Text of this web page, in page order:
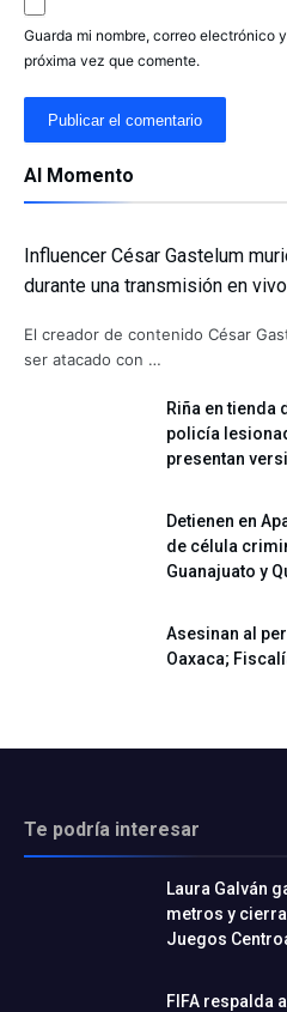
Guarda mi nombre, correo electrónico
próxima vez que comente.
Al Momento
Influencer César Gastelum
durante una transmisión en
El creador de contenido César
ser atacado con …
Riña en tienda
policía
presentan
Detienen en
de célula
Guanajuato y
Asesinan al
Oaxaca;
Te podría interesar
Laura Galván
metros y
Juegos
FIFA respalda